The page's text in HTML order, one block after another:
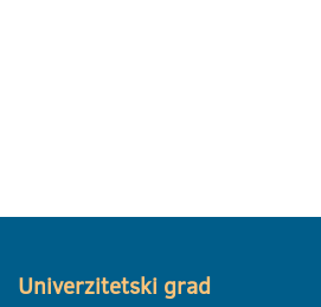
Univerzitetski grad